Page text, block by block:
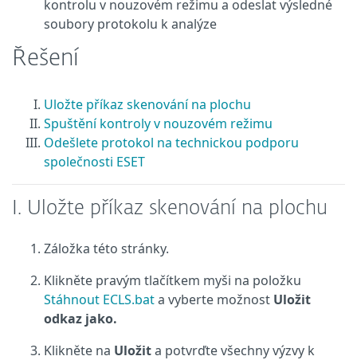
kontrolu v nouzovém režimu a odeslat výsledné
soubory protokolu k analýze
Řešení
Uložte příkaz skenování na plochu
Spuštění kontroly v nouzovém režimu
Odešlete protokol na technickou podporu
společnosti ESET
I. Uložte příkaz skenování na plochu
Záložka této stránky.
Klikněte pravým tlačítkem myši na položku
Stáhnout ECLS.bata vyberte možnost Uložit
odkaz jako.
Klikněte na Uložita potvrďte všechny výzvy k